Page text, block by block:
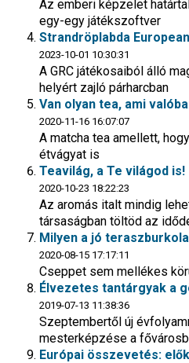
Az emberi képzelet
egy-egy játékszoftver
Strandröplabda
2023-10-01 10:30:31
A GRC játékosaiból álló
helyért zajló párharcban
Van olyan tea, ami
2020-11-16 16:07:07
A matcha tea amellett,
étvágyat is
Teavilág, a Te világod is!
2020-10-23 18:22:23
Az aromás italt mindig
társaságban töltöd az
Milyen a jó
2020-08-15 17:17:11
Cseppet sem mellékes
Élvezetes tantárgyak a
2019-07-13 11:38:36
Szeptembertől új
mesterképzése a
Európai összevetés: